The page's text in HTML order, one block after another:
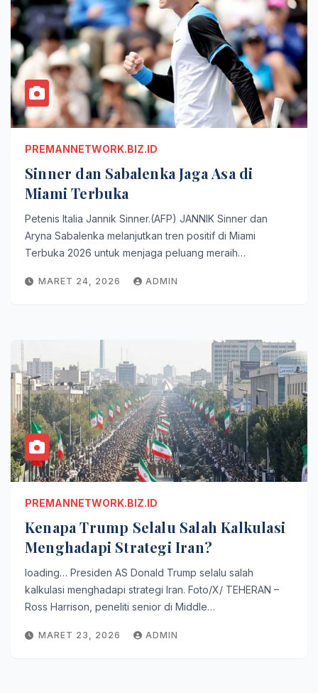
PREMANNETWORK.BIZ.ID
Sinner dan Sabalenka Jaga Asa di
Miami Terbuka
Petenis Italia Jannik Sinner.(AFP) JANNIK Sinner dan
Aryna Sabalenka melanjutkan tren positif di Miami
Terbuka 2026 untuk menjaga peluang meraih…
MARET 24, 2026 ADMIN
PREMANNETWORK.BIZ.ID
Kenapa Trump Selalu Salah Kalkulasi
Menghadapi Strategi Iran?
loading… Presiden AS Donald Trump selalu salah
kalkulasi menghadapi strategi Iran. Foto/X/ TEHERAN –
Ross Harrison, peneliti senior di Middle…
MARET 23, 2026 ADMIN